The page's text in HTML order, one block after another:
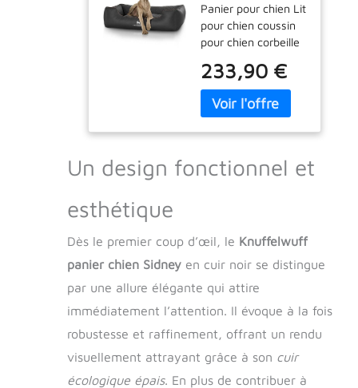
pour chien
Madison en
similicuir piqué
au laser Noir
grande taille
XXXL 155cm x
105cm
Panier pour chien Lit
pour chien coussin
pour chien corbeille
robuste et résistant
aux griffures
Similicuir matelassé
marque de haute
qualité
233,90 €
Un design fonctionnel et
esthétique
Dès le premier coup d’œil, le Knuffelwuff
panier chien Sidney en cuir noir se distingue
par une allure élégante qui attire
immédiatement l’attention. Il évoque à la fois
robustesse et raffinement, offrant un rendu
visuellement attrayant grâce à son cuir
écologique épais. En plus de contribuer à